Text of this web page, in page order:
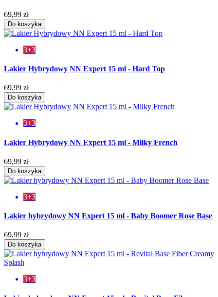
69,99 zł
Do koszyka
3+3
Lakier Hybrydowy NN Expert 15 ml - Hard Top
69,99 zł
Do koszyka
3+3
Lakier Hybrydowy NN Expert 15 ml - Milky French
69,99 zł
Do koszyka
3+3
Lakier hybrydowy NN Expert 15 ml - Baby Boomer Rose Base
69,99 zł
Do koszyka
3+3